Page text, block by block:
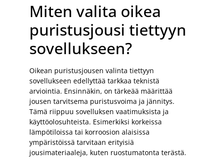
Miten valita oikea
puristusjousi tiettyyn
sovellukseen?
Oikean puristusjousen valinta tiettyyn
sovellukseen edellyttää tarkkaa teknistä
arviointia. Ensinnäkin, on tärkeää määrittää
jousen tarvitsema puristusvoima ja jännitys.
Tämä riippuu sovelluksen vaatimuksista ja
käyttöolosuhteista. Esimerkiksi korkeissa
lämpötiloissa tai korroosion alaisissa
ympäristöissä tarvitaan erityisiä
jousimateriaaleja, kuten ruostumatonta terästä.